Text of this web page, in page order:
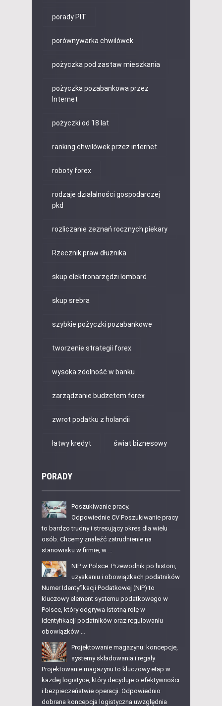
porady PIT
porównywarka chwilówek
pożyczka pod zastaw mieszkania
pożyczka pozabankowa przez
Internet
pożyczki od 18 lat
ranking chwilówek przez internet
roboty forex
rodzaje działalności gospodarczej
pkd
rozliczanie zeznań rocznych piekary
Rzecznik praw dłużnika
skup elektronarzędzi lombard
skup srebra
szybkie pożyczki pozabankowe
tworzenie strategii forex
wysoka zdolność w banku
zarządzanie budżetem forex
zwrot podatku z holandii
łatwy kredyt świat biznesowy
PORADY
Poszukiwanie pracy.
Odpowiednie CV Poszukiwanie pracy
to bardzo trudny i stresujący okres dla wielu
osób. Chcemy znaleźć zatrudnienie na
stanowisku w firmie, w …
NIP w Polsce: Przewodnik po historii,
uzyskaniu i obowiązkach podatników
Numer Identyfikacji Podatkowej (NIP) to
kluczowy element systemu podatkowego w
Polsce, który odgrywa istotną rolę w
identyfikacji podatników oraz regulowaniu
obowiązków …
Projektowanie magazynu: koncepcje,
systemy składowania i regały
Projektowanie magazynu to kluczowy etap w
każdej logistyce, który decyduje o efektywności
i bezpieczeństwie operacji. Odpowiednio
dobrana koncepcja logistyczna uwzględnia